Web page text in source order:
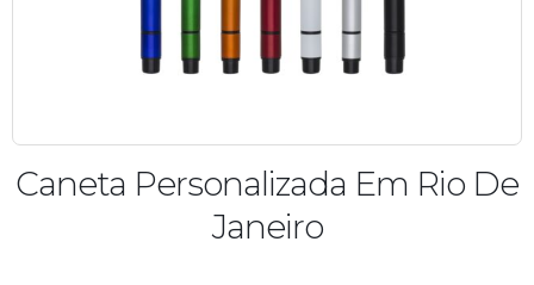
Caneta Personalizada Em Rio De
Janeiro